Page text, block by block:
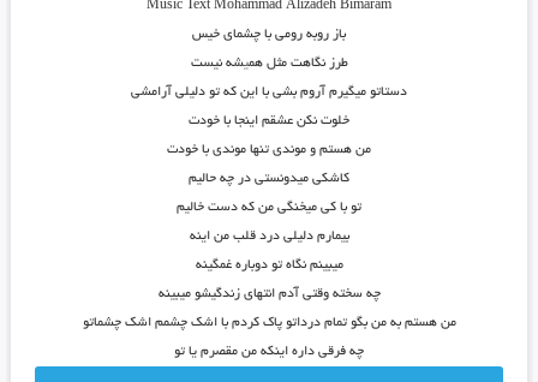
Music Text Mohammad Alizadeh Bimaram
باز روبه رومی با چشمای خیس
طرز نگاهت مثل همیشه نیست
دستاتو میگیرم آروم بشی با این که تو دلیلی آرامشی
خلوت نکن عشقم اینجا با خودت
من هستم و موندی تنها موندی با خودت
کاشکی میدونستی در چه حالیم
تو با کی میخنگی من که دست خالیم
بیمارم دلیلی درد قلب من اینه
میبینم نگاه تو دوباره غمگینه
چه سخته وقتی آدم انتهای زندگیشو میبینه
من هستم به من بگو تمام درداتو پاک کردم با اشک چشمم اشک چشماتو
چه فرقی داره اینکه من مقصرم یا تو